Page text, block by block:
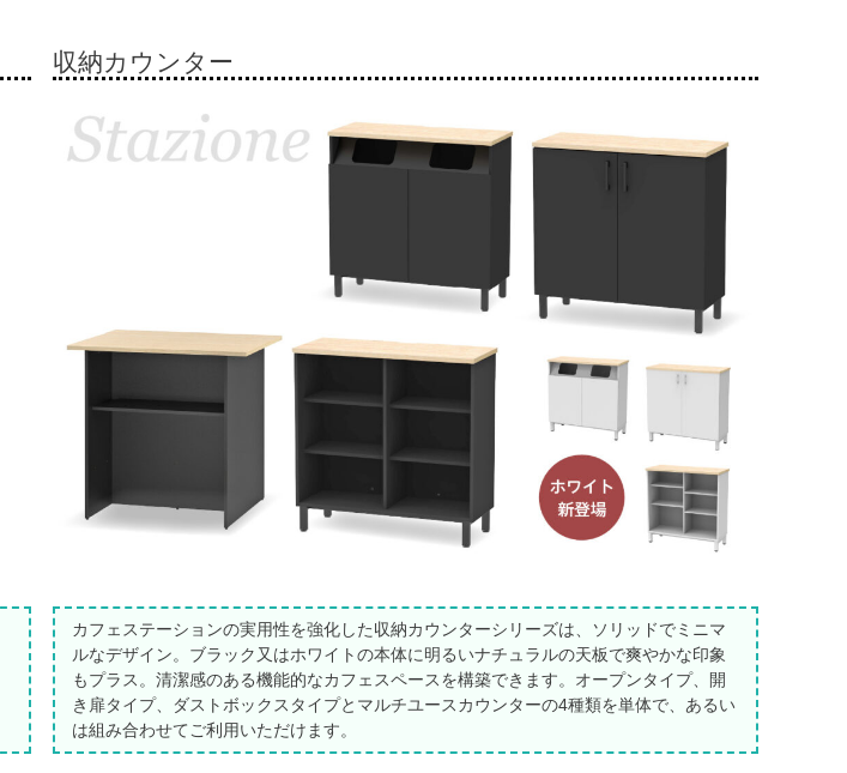
収納カウンター
カフェステーションの実用性を強化した収納カウンターシリーズは、ソリッドでミニマ
ルなデザイン。ブラック又はホワイトの本体に明るいナチュラルの天板で爽やかな印象
もプラス。清潔感のある機能的なカフェスペースを構築できます。オープンタイプ、開
き扉タイプ、ダストボックスタイプとマルチユースカウンターの4種類を単体で、あるい
は組み合わせてご利用いただけます。